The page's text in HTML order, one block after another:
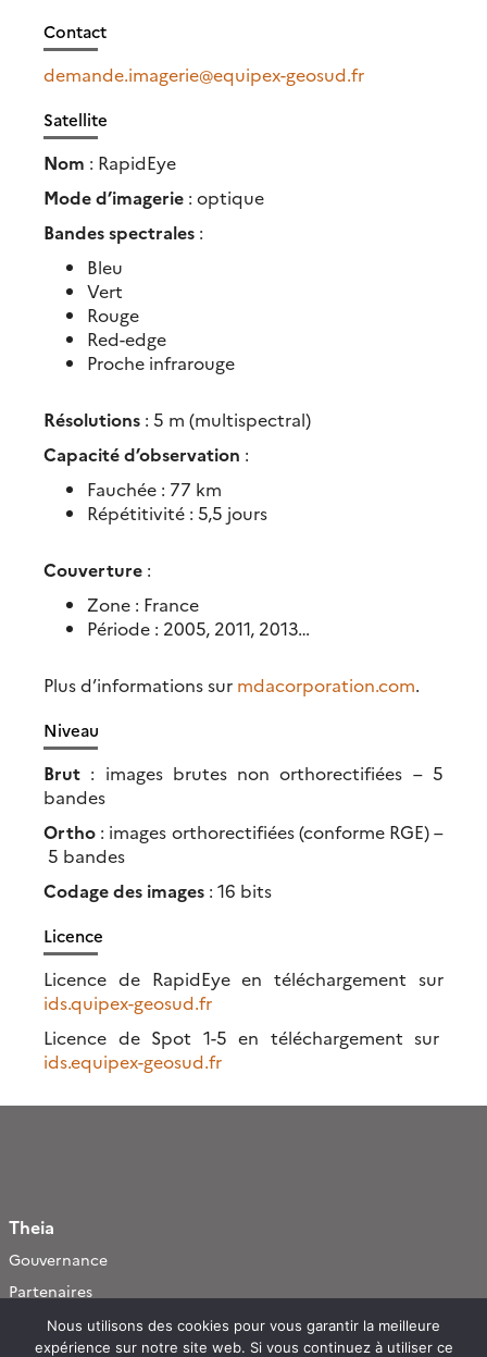
Contact
demande.imagerie@equipex-geosud.fr
Satellite
Nom : RapidEye
Mode d’imagerie : optique
Bandes spectrales :
Bleu
Vert
Rouge
Red-edge
Proche infrarouge
Résolutions : 5 m (multispectral)
Capacité d’observation :
Fauchée : 77 km
Répétitivité : 5,5 jours
Couverture :
Zone : France
Période : 2005, 2011, 2013…
Plus d’informations sur mdacorporation.com.
Niveau
Brut : images brutes non orthorectifiées – 5
bandes
Ortho : images orthorectifiées (conforme RGE) –
5 bandes
Codage des images : 16 bits
Licence
Licence de RapidEye en téléchargement sur
ids.quipex-geosud.fr
Licence de Spot 1-5 en téléchargement sur
ids.equipex-geosud.fr
Theia
Gouvernance
Partenaires
Mentions légales
Nous utilisons des cookies pour vous garantir la meilleure
expérience sur notre site web. Si vous continuez à utiliser ce